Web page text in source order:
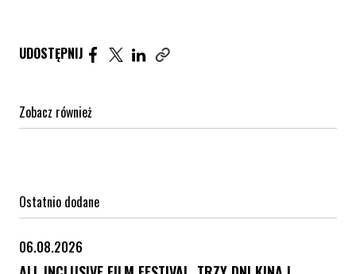
UDOSTĘPNIJ Udostępnij artykuł na Facebook. Strona otwiera się
Udostępnij artykuł na Twitter. Strona otwiera
Udostępnij artykuł na Linkedin. Strona
Zobacz również
Ostatnio dodane
06.08.2026